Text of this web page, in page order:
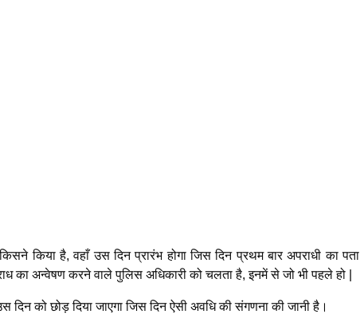
किया है, वहाँ उस दिन प्रारंभ होगा जिस दिन प्रथम बार अपराधी का पता
का अन्वेषण करने वाले पुलिस अधिकारी को चलता है, इनमें से जो भी पहले हो |
को छोड़ दिया जाएगा जिस दिन ऐसी अवधि की संगणना की जानी है।